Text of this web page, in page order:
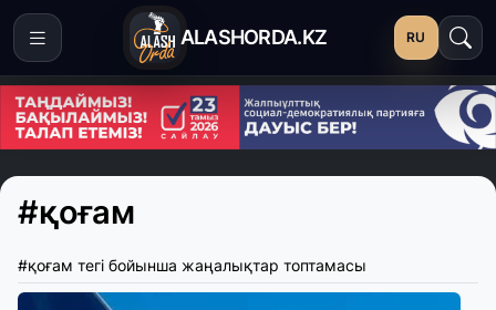
ALASHORDA.KZ RU
#қоғам
#қоғам тегі бойынша жаңалықтар топтамасы